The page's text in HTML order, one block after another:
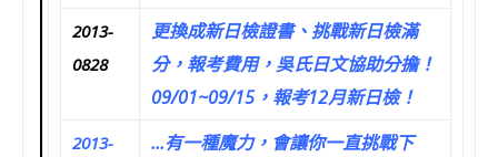
2013-
0828
更換成新日檢證書、挑戰新日檢滿
分，報考費用，吳氏日文協助分擔！
09/01~09/15，報考12月新日檢！
2013-
…有一種魔力，會讓你一直挑戰下